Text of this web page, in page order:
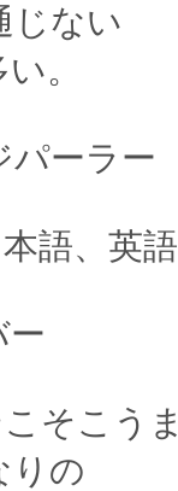
じない
ーラー
、英語
うま
りの